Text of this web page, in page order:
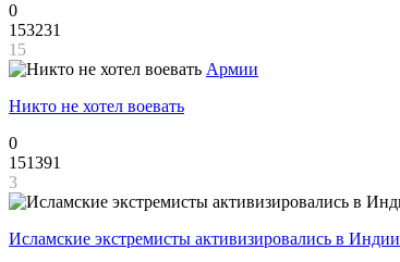
0
153231
15
Армии
Никто не хотел воевать
0
151391
3
Исламские экстремисты активизировались в Индии